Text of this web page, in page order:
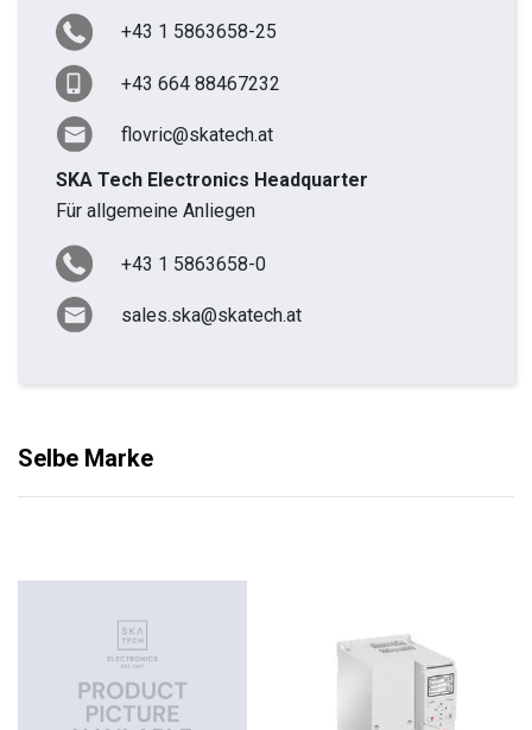
+43 1 5863658-25
+43 664 88467232
flovric@skatech.at
SKA Tech Electronics Headquarter
Für allgemeine Anliegen
+43 1 5863658-0
sales.ska@skatech.at
Selbe Marke